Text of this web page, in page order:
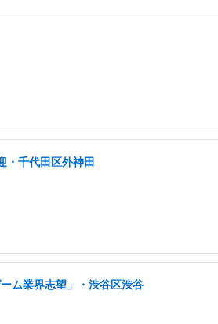
・千代田区外神田
ム業界志望」・渋谷区渋谷